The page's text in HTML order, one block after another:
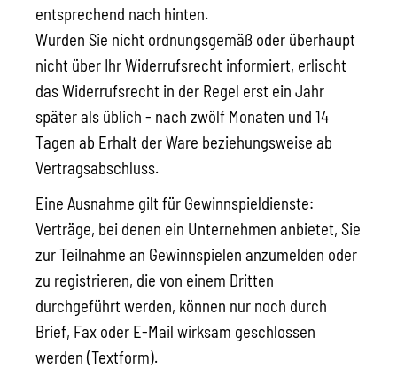
entsprechend nach hinten.
Wurden Sie nicht ordnungsgemäß oder überhaupt
nicht über Ihr Widerrufsrecht informiert, erlischt
das Widerrufsrecht in der Regel erst ein Jahr
später als üblich - nach zwölf Monaten und 14
Tagen ab Erhalt der Ware beziehungsweise ab
Vertragsabschluss.
Eine Ausnahme gilt für Gewinnspieldienste:
Verträge, bei denen ein Unternehmen anbietet, Sie
zur Teilnahme an Gewinnspielen anzumelden oder
zu registrieren, die von einem Dritten
durchgeführt werden, können nur noch durch
Brief, Fax oder E-Mail wirksam geschlossen
werden (Textform).